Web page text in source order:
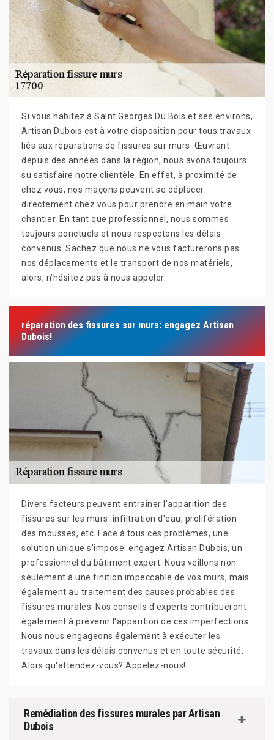
Si vous habitez à Saint Georges Du Bois et ses environs,
Artisan Dubois est à votre disposition pour tous travaux
liés aux réparations de fissures sur murs. Œuvrant
depuis des années dans la région, nous avons toujours
su satisfaire notre clientèle. En effet, à proximité de
chez vous, nos maçons peuvent se déplacer
directement chez vous pour prendre en main votre
chantier. En tant que professionnel, nous sommes
toujours ponctuels et nous respectons les délais
convenus. Sachez que nous ne vous facturerons pas
nos déplacements et le transport de nos matériels,
alors, n’hésitez pas à nous appeler.
réparation des fissures sur murs: engagez Artisan
Dubois!
Divers facteurs peuvent entraîner l'apparition des
fissures sur les murs: infiltration d'eau, prolifération
des mousses, etc. Face à tous ces problèmes, une
solution unique s'impose: engagez Artisan Dubois, un
professionnel du bâtiment expert. Nous veillons non
seulement à une finition impeccable de vos murs, mais
également au traitement des causes probables des
fissures murales. Nos conseils d'experts contribueront
également à prévenir l'apparition de ces imperfections.
Nous nous engageons également à exécuter les
travaux dans les délais convenus et en toute sécurité.
Alors qu'attendez-vous? Appelez-nous!
Remédiation des fissures murales par Artisan
Dubois